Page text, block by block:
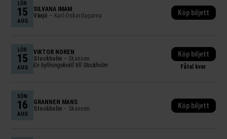
LÖR
15
AUG
SILVANA IMAM
Växjö – Karl-Oskardagarna Köp biljett
LÖR
15
AUG
VIKTOR NORÉN
Stockholm – Skansen
En hyllningskväll till Stockholm
Fåtal kvar
Köp biljett
SÖN
16
AUG
GRANNEN MÅNS
Stockholm – Skansen Köp biljett